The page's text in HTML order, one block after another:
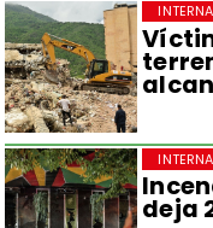
deja